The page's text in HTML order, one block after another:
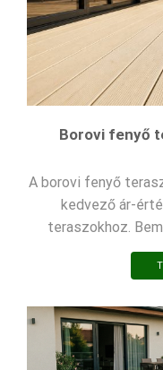
Borovi fenyő
A borovi fenyő
kedvező ár-
teraszokhoz.